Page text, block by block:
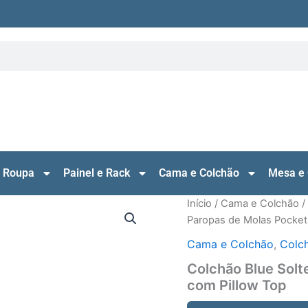
Painel e Rack Cama e Colchão Mesa
Início / Cama e Colchão /
Paropas de Molas
Cama e Colchão,
Colchão Blue
com Pillow Top